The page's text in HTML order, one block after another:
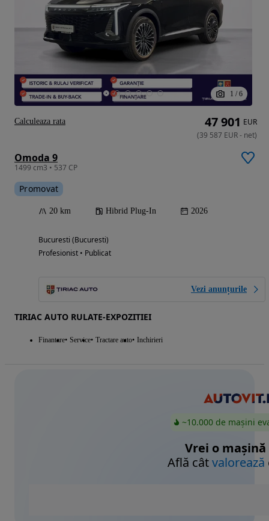
1 / 6
Omoda 9
1499 cm3 • 537 CP
Promovat
20 km Hibrid Plug-In 2026
Bucuresti (Bucuresti)
Profesionist • Publicat
Vezi anunțurile
TIRIAC AUTO RULATE-EXPOZITIEI
Finantare Service Tractare auto Inchirieri
47 901 EUR
(39 587 EUR- net)
Calculeaza rata
~10.000 de mașini
Vrei o mașină
Află câtvalorează